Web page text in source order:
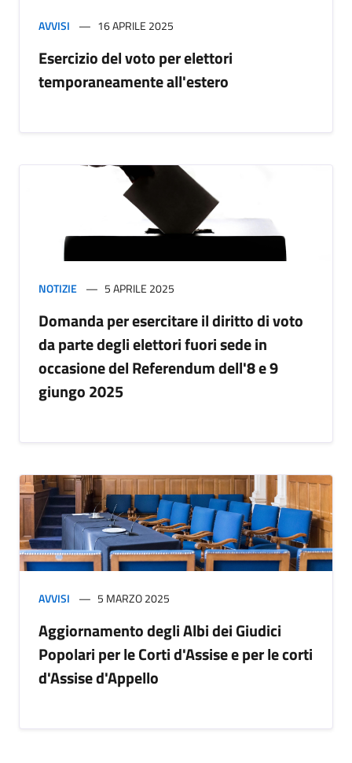
AVVISI 16 APRILE 2025
Esercizio del voto per elettori
temporaneamente all'estero
NOTIZIE 5 APRILE 2025
Domanda per esercitare il diritto di voto
da parte degli elettori fuori sede in
occasione del Referendum dell'8 e 9
giungo 2025
AVVISI 5 MARZO 2025
Aggiornamento degli Albi dei Giudici
Popolari per le Corti d'Assise e per le corti
d'Assise d'Appello